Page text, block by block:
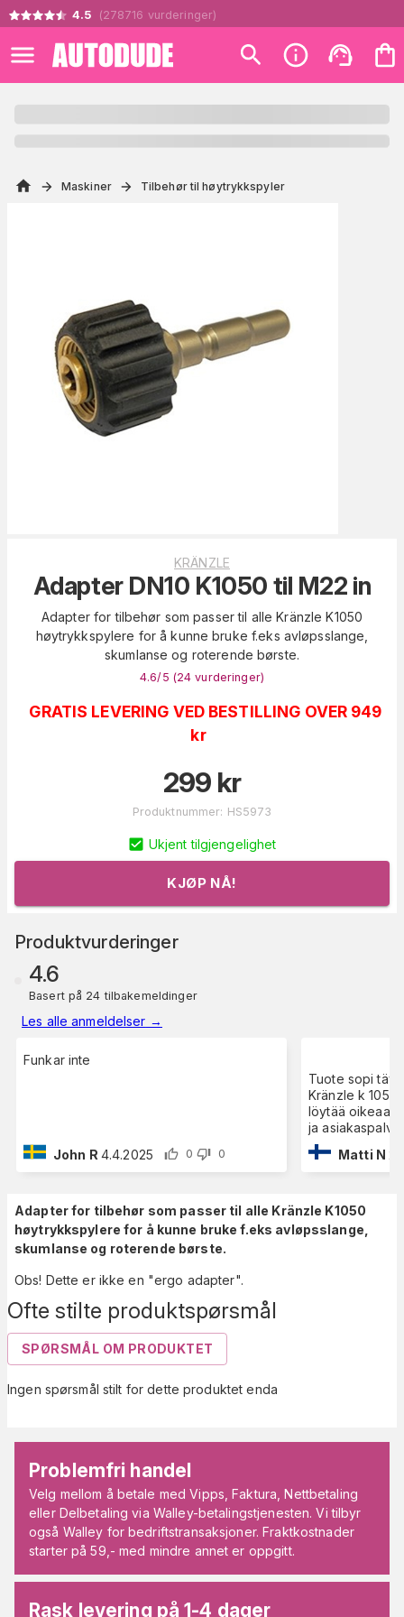
4.5 (278716 vurderinger)
Maskiner Tilbehør til høytrykkspyler
KRÄNZLE
Adapter DN10 K1050 til M22 in
Adapter for tilbehør som passer til alle Kränzle K1050
høytrykkspylere for å kunne bruke f.eks avløpsslange,
skumlanse og roterende børste.
4.6/5 (24 vurderinger)
GRATIS LEVERING VED BESTILLING OVER 949
kr
299 kr
Produktnummer: HS5973
Ukjent tilgjengelighet
KJØP NÅ!
Produktvurderinger
4.6
Basert på 24 tilbakemeldinger
Les alle anmeldelser →
Funkar inte
John R 4.4.2025 0 0
Tuote sopi
Kränzle k
löytää oikeaa
ja
Matti N
Ofte stilte produktspørsmål
SPØRSMÅL OM PRODUKTET
Ingen spørsmål stilt for dette produktet enda
Adapter for tilbehør som passer til alle Kränzle K1050
høytrykkspylere for å kunne bruke f.eks avløpsslange,
skumlanse og roterende børste.
Obs! Dette er ikke en "ergo adapter".
Problemfri handel
Velg mellom å betale med Vipps, Faktura, Nettbetaling
eller Delbetaling via Walley-betalingstjenesten. Vi tilbyr
også Walley for bedriftstransaksjoner. Fraktkostnader
starter på 59,- med mindre annet er oppgitt.
Rask levering på 1-4 dager